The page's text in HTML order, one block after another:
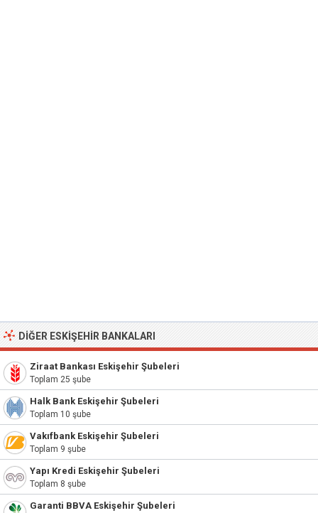
DIĞER ESKIŞEHIR BANKALARI
Ziraat Bankası Eskişehir Şubeleri
Toplam 25 şube
Halk Bank Eskişehir Şubeleri
Toplam 10 şube
Vakıfbank Eskişehir Şubeleri
Toplam 9 şube
Yapı Kredi Eskişehir Şubeleri
Toplam 8 şube
Garanti BBVA Eskişehir Şubeleri